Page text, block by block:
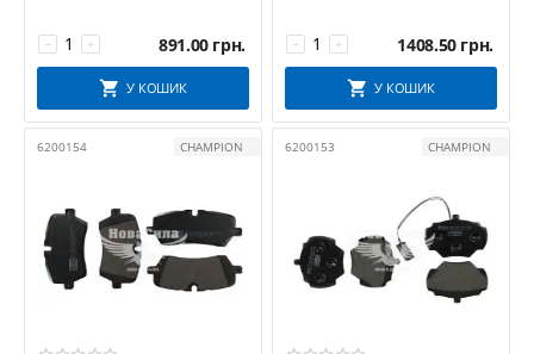
+
− 891.00 грн.
У КОШИК
+
− 1408.50 грн.
У КОШИК
6200154 CHAMPION 6200153 CHAMPION